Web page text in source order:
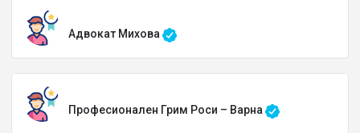
Адвокат Михова
Професионален Грим Роси – Варна